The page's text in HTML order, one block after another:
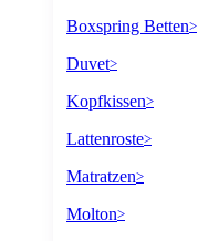
Boxspring Betten>
Duvet>
Kopfkissen>
Lattenroste>
Matratzen>
Molton>